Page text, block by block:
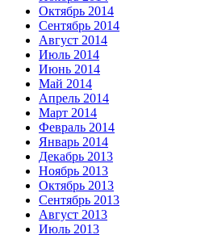
Октябрь 2014
Сентябрь 2014
Август 2014
Июль 2014
Июнь 2014
Май 2014
Апрель 2014
Март 2014
Февраль 2014
Январь 2014
Декабрь 2013
Ноябрь 2013
Октябрь 2013
Сентябрь 2013
Август 2013
Июль 2013